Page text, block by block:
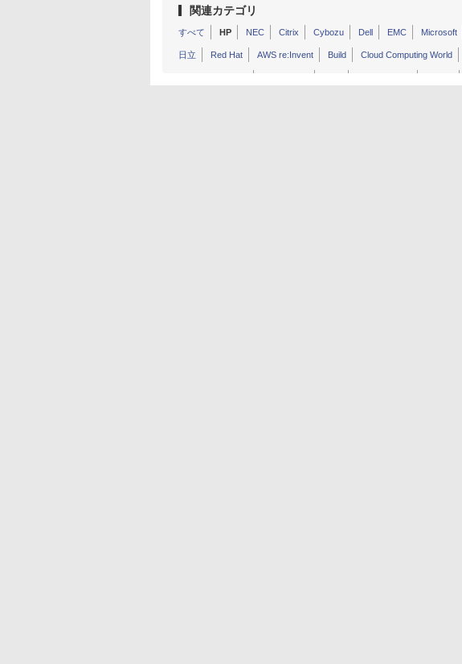
関連カテゴリ
すべて HP NEC Citrix Cybozu Dell EMC Microsoft
日立 Red Hat AWS re:Invent Build Cloud Computing World